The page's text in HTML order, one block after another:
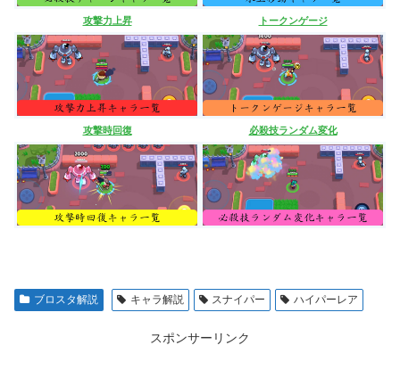
攻撃力上昇 トークンゲージ
攻撃時回復 必殺技ランダム変化
ブロスタ解説 キャラ解説 スナイパー ハイパーレア
スポンサーリンク